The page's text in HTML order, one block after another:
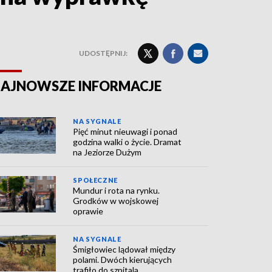
UDOSTĘPNIJ:
INFORMACJE
NA SYGNALE
Pięć minut nieuwagi i ponad
godzina walki o życie. Dramat
na Jeziorze Dużym
SPOŁECZNE
Mundur i rota na rynku.
Grodków w wojskowej
oprawie
NA SYGNALE
Śmigłowiec lądował między
polami. Dwóch kierujących
trafiło do szpitala